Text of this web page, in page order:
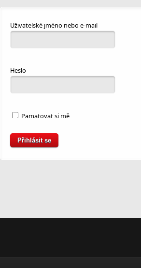
Uživatelské jméno nebo e-mail
Heslo
Pamatovat si mě